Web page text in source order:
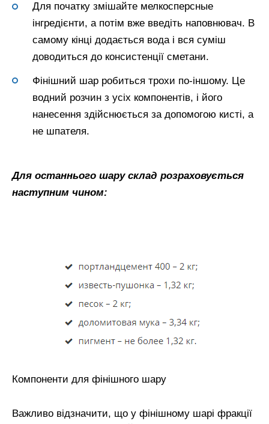
Для початку змішайте мелкосперсные
інгредієнти, а потім вже введіть наповнювач. В
самому кінці додається вода і вся суміш
доводиться до консистенції сметани.
Фінішний шар робиться трохи по-іншому. Це
водний розчин з усіх компонентів, і його
нанесення здійснюється за допомогою кисті, а
не шпателя.
Для останнього шару склад розраховується
наступним чином:
Компоненти для фінішного шару
Важливо відзначити, що у фінішному шарі фракції